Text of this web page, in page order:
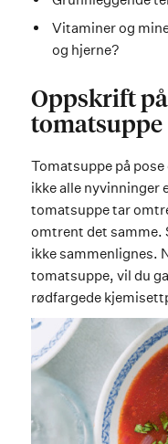
Vitaminer og
og hjerne?
Oppskrift
tomatsuppe
Tomatsuppe på pose
ikke alle
tomatsuppe tar
omtrent det samme.
ikke sammenlignes.
tomatsuppe, vil du
rødfargede